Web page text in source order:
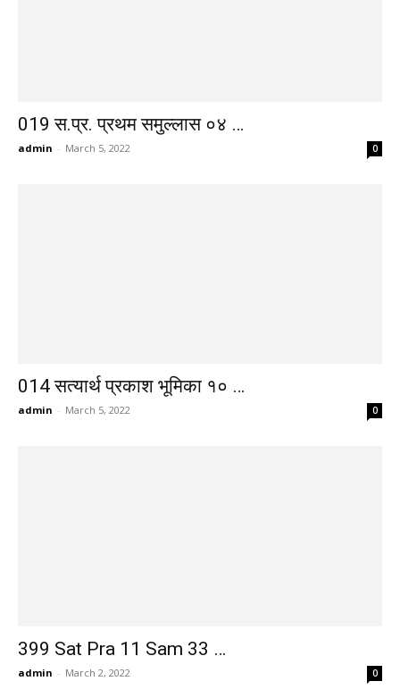
019 स.प्र. प्रथम समुल्लास ०४ …
admin - March 5, 2022 0
014 सत्यार्थ प्रकाश भूमिका १० …
admin - March 5, 2022 0
399 Sat Pra 11 Sam 33 …
admin - March 2, 2022 0